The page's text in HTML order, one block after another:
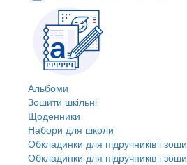
Альбоми
Зошити шкільні
Щоденники
Набори для школи
Обкладинки для підручників і
Обкладинки для підручників і